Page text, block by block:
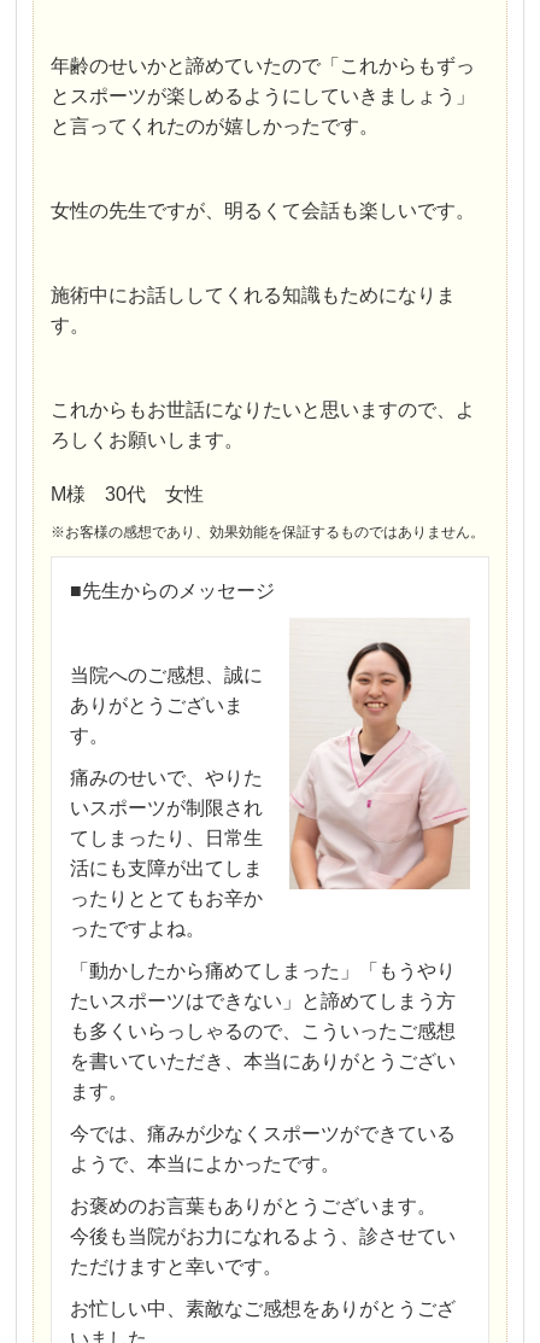
年齢のせいかと諦めていたので「これからもずっ
とスポーツが楽しめるようにしていきましょう」
と言ってくれたのが嬉しかったです。
女性の先生ですが、明るくて会話も楽しいです。
施術中にお話ししてくれる知識もためになりま
す。
これからもお世話になりたいと思いますので、よ
ろしくお願いします。
M様 30代 女性
※お客様の感想であり、効果効能を保証するものではありません。
■先生からのメッセージ
当院へのご感想、誠に
ありがとうございま
す。
痛みのせいで、やりた
いスポーツが制限され
てしまったり、日常生
活にも支障が出てしま
ったりととてもお辛か
ったですよね。
「動かしたから痛めてしまった」「もうやり
たいスポーツはできない」と諦めてしまう方
も多くいらっしゃるので、こういったご感想
を書いていただき、本当にありがとうござい
ます。
今では、痛みが少なくスポーツができている
ようで、本当によかったです。
お褒めのお言葉もありがとうございます。
今後も当院がお力になれるよう、診させてい
ただけますと幸いです。
お忙しい中、素敵なご感想をありがとうござ
いました。